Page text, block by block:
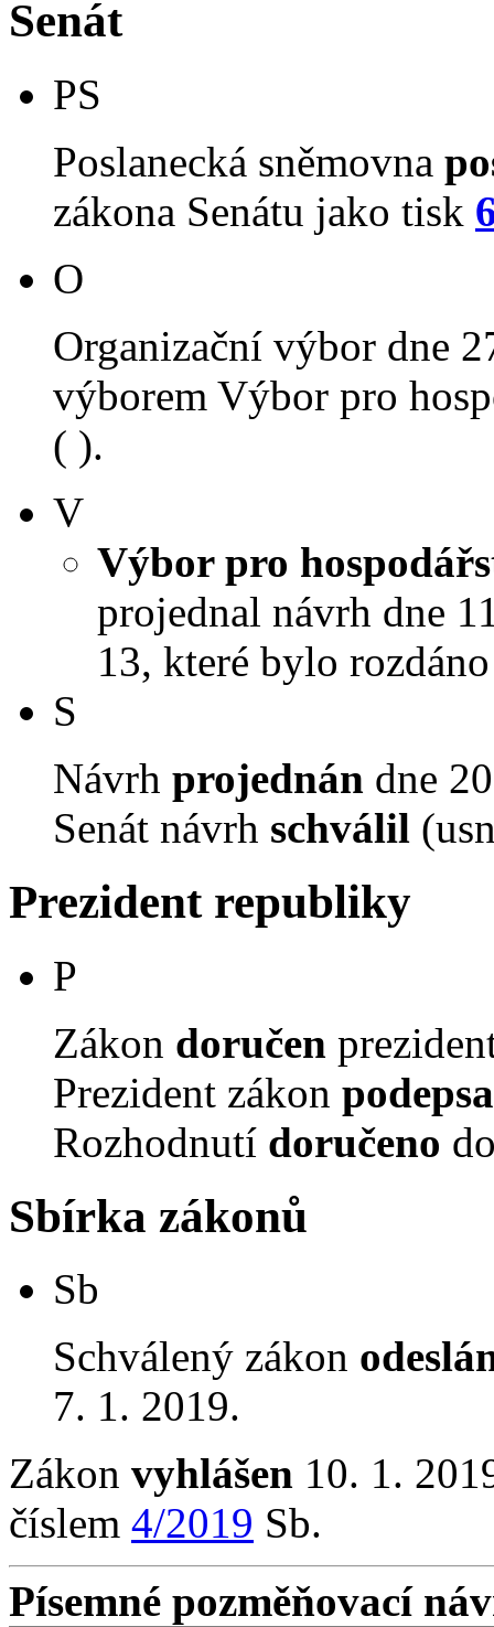
Senát
PS
Poslanecká sněmovna
zákona Senátu jako tisk
O
Organizační výbor dne
výborem Výbor pro
( ).
V
Výbor pro
projednal návrh dne
13, které bylo
S
Návrh projednán dne
Senát návrh schválil
Prezident republiky
P
Zákon doručen
Prezident zákon
Rozhodnutí doručeno
Sbírka zákonů
Sb
Schválený zákon
7. 1. 2019.
Zákon vyhlášen 10. 1.
číslem 4/2019 Sb.
Písemné pozměňovací